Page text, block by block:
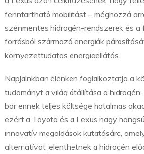
fenntartható mobilitást – méghozzá
szénmentes hidrogén-rendszerek és
forrásból származó energiák
környezettudatos energiaellátás.
Napjainkban élénken foglalkoztatja a
tudományt a világ átállítása a
bár ennek teljes költsége hatalmas
ezért a Toyota és a Lexus nagy
innovatív megoldások kutatására,
alternatívát jelenthetnek a hidrogén